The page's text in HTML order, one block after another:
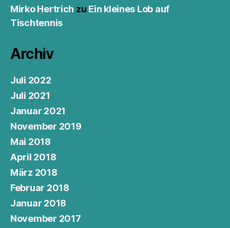
Mirko Hertrich zu Ein kleines Lob auf
Tischtennis
Archiv
Juli 2022
Juli 2021
Januar 2021
November 2019
Mai 2018
April 2018
März 2018
Februar 2018
Januar 2018
November 2017